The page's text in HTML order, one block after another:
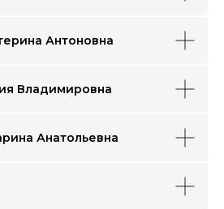
Антоновна
Владимировна
Анатольевна